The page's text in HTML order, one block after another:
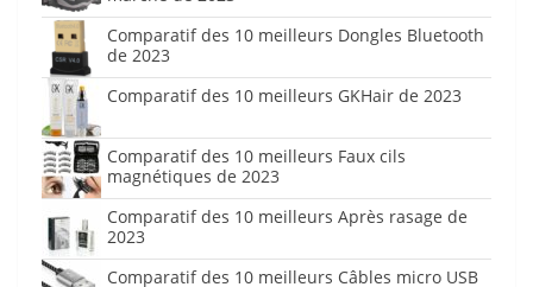
Comparatif des 10 meilleurs Dongles Bluetooth
de 2023
Comparatif des 10 meilleurs GKHair de 2023
Comparatif des 10 meilleurs Faux cils
magnétiques de 2023
Comparatif des 10 meilleurs Après rasage de
2023
Comparatif des 10 meilleurs Câbles micro USB